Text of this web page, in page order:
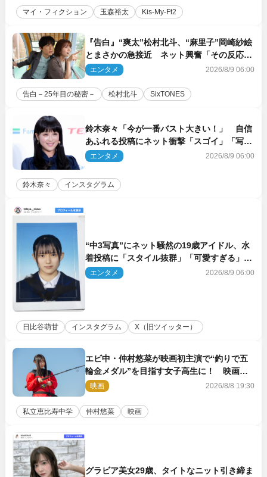
マイ・フィクション 玉森裕太 Kis‐My‐Ft2
『告白』“爽太”松村北斗、“麻里子”岡崎紗絵
とまさかの急接近 ネット興奮「その反応
は」「いいの!?」（ネタバレあり）
エンタメ 2026/8/9 06:00
告白－25年目の秘密－ 松村北斗 SixTONES
鈴木奈々「今が一番バスト大きい！」 自信
あふれる投稿にネット衝撃「スゴイ」「写真
集を出して欲しい」
エンタメ 2026/8/9 06:00
鈴木奈々 インスタグラム
“中3写真”にネット騒然の19歳アイドル、水
着投稿に「スタイル抜群」「可愛すぎる」と
絶賛の声
エンタメ 2026/8/9 06:00
日比谷萌甘 インスタグラム X（旧ツイッター）
エビ中・仲村悠菜が映画初主演で“釣りで五
輪金メダル”を目指す女子高生に！ 映画
『つりこまち』今秋公開
映画 2026/8/8 19:30
私立恵比寿中学 仲村悠菜 映画
グラビア美女29歳、タイトなニット引き締ま